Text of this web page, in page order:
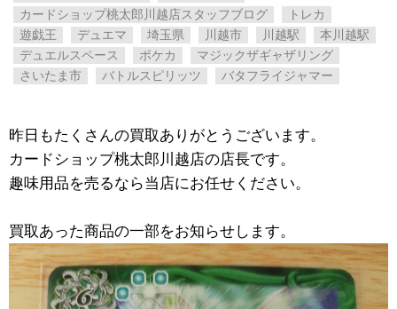
カードショップ桃太郎川越店スタッフブログ
トレカ
遊戯王
デュエマ 埼玉県 川越市 川越駅
本川越駅
デュエルスペース
ポケカ
マジックザギャザリング
さいたま市
バトルスピリッツ バタフライジャマー
昨日もたくさんの買取ありがとうございます。
カードショップ桃太郎川越店の店長です。
趣味用品を売るなら当店にお任せください。
買取あった商品の一部をお知らせします。